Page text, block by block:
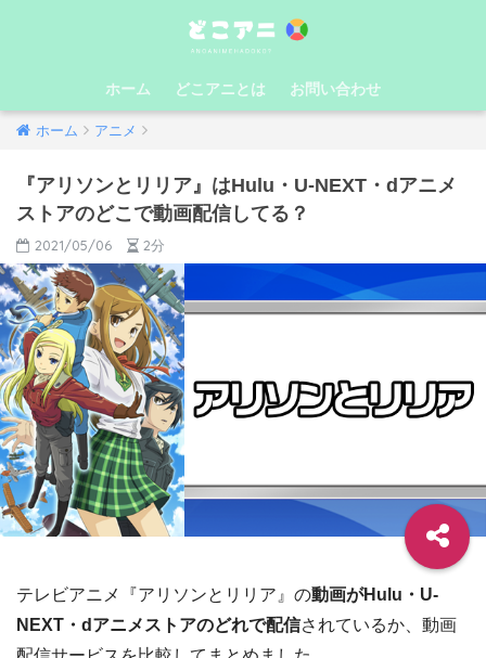
ホーム どこアニとは お問い合わせ
ホーム アニメ
『アリソンとリリア』はHulu・U-NEXT・dアニメ
ストアのどこで動画配信してる？
2021/05/06 2分
テレビアニメ『アリソンとリリア』の動画がHulu・U-
NEXT・dアニメストアのどれで配信されているか、動画